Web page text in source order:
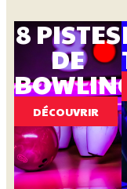
8 PISTES
DE
DÉCOUVRIR